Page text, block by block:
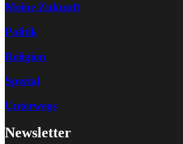
Meine Zukunft
Politik
Religion
Spezial
Unterwegs
Newsletter